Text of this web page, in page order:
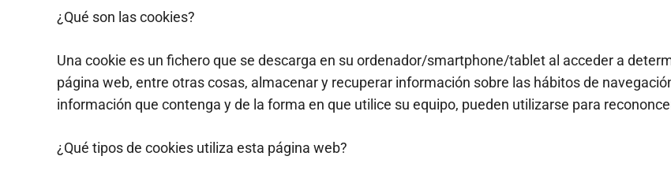
¿Qué son las cookies?
Una cookie es un fichero que se descarga en su ordenador/smartphone/tablet al acceder a
página web, entre otras cosas, almacenar y recuperar información sobre las hábitos de
información que contenga y de la forma en que utilice su equipo, pueden utilizarse para
¿Qué tipos de cookies utiliza esta página web?